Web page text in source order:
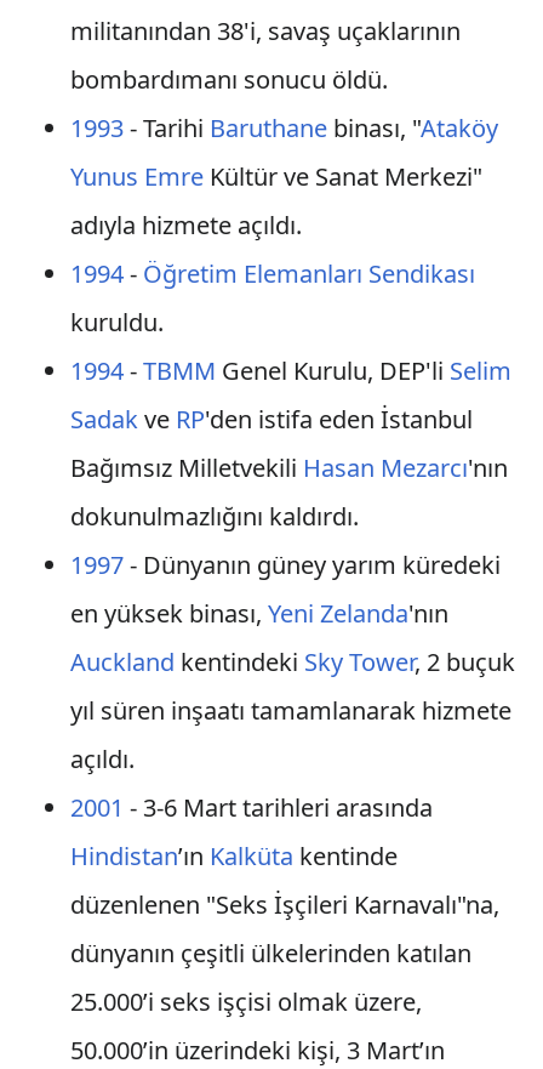
militanından 38'i, savaş uçaklarının
bombardımanı sonucu öldü.
1993- Tarihi Baruthanebinası, "Ataköy
Yunus EmreKültür ve Sanat Merkezi"
adıyla hizmete açıldı.
1994- Öğretim Elemanları Sendikası
kuruldu.
1994-TBMM Genel Kurulu, DEP'li Selim
Sadakve RP'den istifa eden İstanbul
Bağımsız Milletvekili Hasan Mezarcı'nın
dokunulmazlığını kaldırdı.
1997- Dünyanın güney yarım küredeki
en yüksek binası, Yeni Zelanda'nın
Auckland kentindeki Sky Tower, 2 buçuk
yıl süren inşaatı tamamlanarak hizmete
açıldı.
2001 - 3-6 Mart tarihleri arasında
Hindistan’ın Kalküta kentinde
düzenlenen "Seks İşçileri Karnavalı"na,
dünyanın çeşitli ülkelerinden katılan
25.000’i seks işçisi olmak üzere,
50.000’in üzerindeki kişi, 3 Mart’ın